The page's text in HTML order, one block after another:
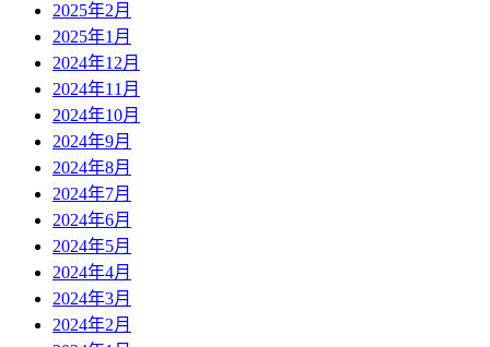
2025年2月
2025年1月
2024年12月
2024年11月
2024年10月
2024年9月
2024年8月
2024年7月
2024年6月
2024年5月
2024年4月
2024年3月
2024年2月